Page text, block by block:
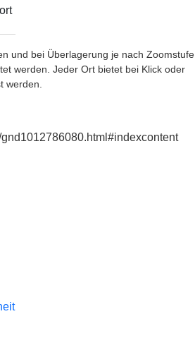
und bei Überlagerung je nach Zoomstufe
werden. Jeder Ort bietet bei Klick oder
werden.